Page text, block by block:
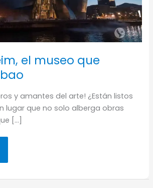
el museo que
y amantes del arte! ¿Están listos
lugar que no solo alberga obras
[…]